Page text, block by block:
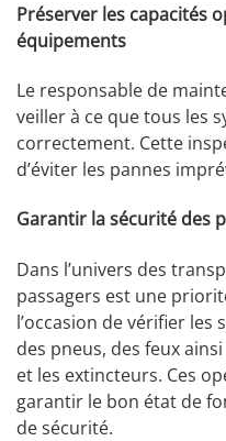
Préserver les capacités
équipements
Le responsable de
veiller à ce que tous les
correctement. Cette
d’éviter les pannes
Garantir la sécurité des
Dans l’univers des
passagers est une
l’occasion de vérifier les
des pneus, des feux
et les extincteurs. Ces
garantir le bon état de
de sécurité.